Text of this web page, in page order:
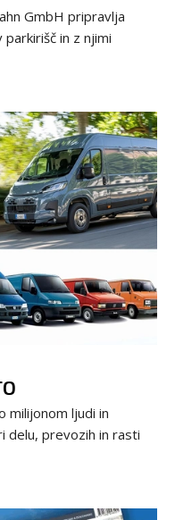
GmbH pripravlja
in z njimi
milijonom ljudi in
delu, prevozih in rasti